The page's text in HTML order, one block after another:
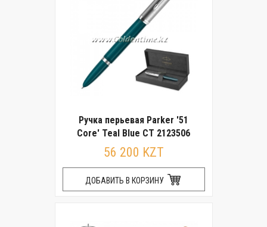
Ручка перьевая Parker '51
Core' Teal Blue CT 2123506
56 200 KZT
ДОБАВИТЬ В КОРЗИНУ